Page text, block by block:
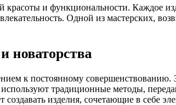
красоты и функциональности. Каждое
Одной из мастерских,
новаторства
к постоянному совершенствованию.
традиционные методы,
изделия, сочетающие в себе